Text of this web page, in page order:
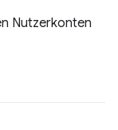
Nutzerkonten